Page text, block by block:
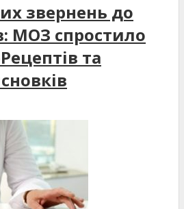
звернень до
МОЗ спростило
та